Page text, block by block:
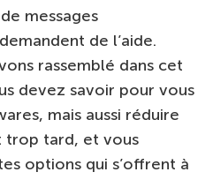
messages
de l’aide.
rassemblé dans cet
devez savoir pour vous
mais aussi réduire
trop tard, et vous
options qui s’offrent à